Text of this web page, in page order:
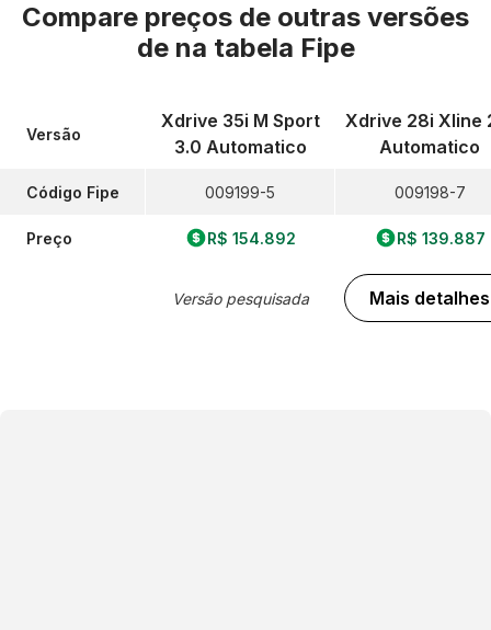
Compare preços de outras versões
de na tabela Fipe
Versão
Código Fipe
Preço
Xdrive 35i M Sport
3.0 Automatico
009199-5
R$ 154.892
Versão pesquisada
Xdrive 28i Xline
Automatico
009198-7
R$ 139.887
Mais detalhes